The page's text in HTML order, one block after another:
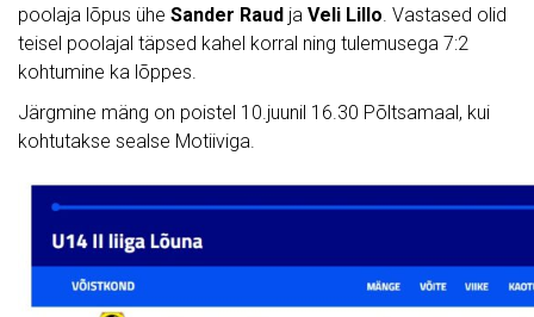
poolaja lõpus ühe Sander Raud ja Veli Lillo. Vastased olid
teisel poolajal täpsed kahel korral ning tulemusega 7:2
kohtumine ka lõppes.
Järgmine mäng on poistel 10.juunil 16.30 Põltsamaal, kui
kohtutakse sealse Motiiviga.